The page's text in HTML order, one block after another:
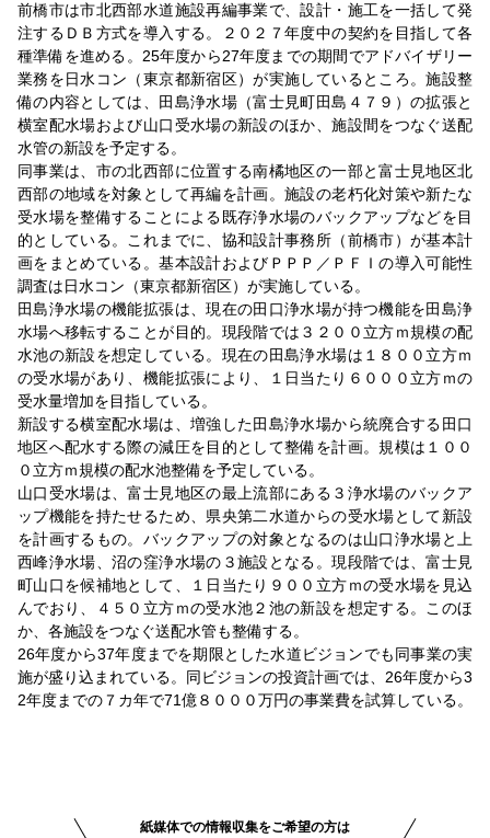
前橋市は市北西部水道施設再編事業で、設計・施工を一括して発
注するＤＢ方式を導入する。２０２７年度中の契約を目指して各
種準備を進める。25年度から27年度までの期間でアドバイザリー
業務を日水コン（東京都新宿区）が実施しているところ。施設整
備の内容としては、田島浄水場（富士見町田島４７９）の拡張と
横室配水場および山口受水場の新設のほか、施設間をつなぐ送配
水管の新設を予定する。
同事業は、市の北西部に位置する南橘地区の一部と富士見地区北
西部の地域を対象として再編を計画。施設の老朽化対策や新たな
受水場を整備することによる既存浄水場のバックアップなどを目
的としている。これまでに、協和設計事務所（前橋市）が基本計
画をまとめている。基本設計およびＰＰＰ／ＰＦＩの導入可能性
調査は日水コン（東京都新宿区）が実施している。
田島浄水場の機能拡張は、現在の田口浄水場が持つ機能を田島浄
水場へ移転することが目的。現段階では３２００立方ｍ規模の配
水池の新設を想定している。現在の田島浄水場は１８００立方ｍ
の受水場があり、機能拡張により、１日当たり６０００立方ｍの
受水量増加を目指している。
新設する横室配水場は、増強した田島浄水場から統廃合する田口
地区へ配水する際の減圧を目的として整備を計画。規模は１００
０立方ｍ規模の配水池整備を予定している。
山口受水場は、富士見地区の最上流部にある３浄水場のバックア
ップ機能を持たせるため、県央第二水道からの受水場として新設
を計画するもの。バックアップの対象となるのは山口浄水場と上
西峰浄水場、沼の窪浄水場の３施設となる。現段階では、富士見
町山口を候補地として、１日当たり９００立方ｍの受水場を見込
んでおり、４５０立方ｍの受水池２池の新設を想定する。このほ
か、各施設をつなぐ送配水管も整備する。
26年度から37年度までを期限とした水道ビジョンでも同事業の実
施が盛り込まれている。同ビジョンの投資計画では、26年度から3
2年度までの７カ年で71億８０００万円の事業費を試算している。
紙媒体での情報収集をご希望の方は